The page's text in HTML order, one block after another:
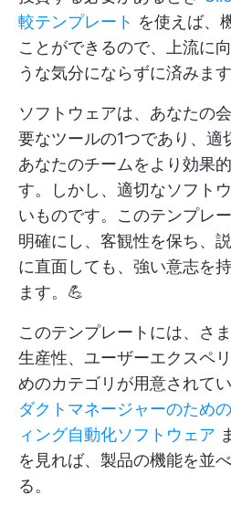
較テンプレート を使えば、
ことができるので、上流に
うな気分にならずに済みます
ソフトウェアは、あなたの
要なツールの1つであり、適
あなたのチームをより効果
す。しかし、適切なソフト
いものです。このテンプレ
明確にし、客観性を保ち、
に直面しても、強い意志を
ます。💪
このテンプレートには、さ
生産性、ユーザーエクスペ
めのカテゴリが用意されて
ダクトマネージャーのため
ィング自動化ソフトウェア
を見れば、製品の機能を並
る。